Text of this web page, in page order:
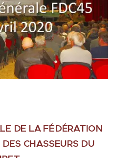
DE LA FÉDÉRATION
CHASSEURS DU